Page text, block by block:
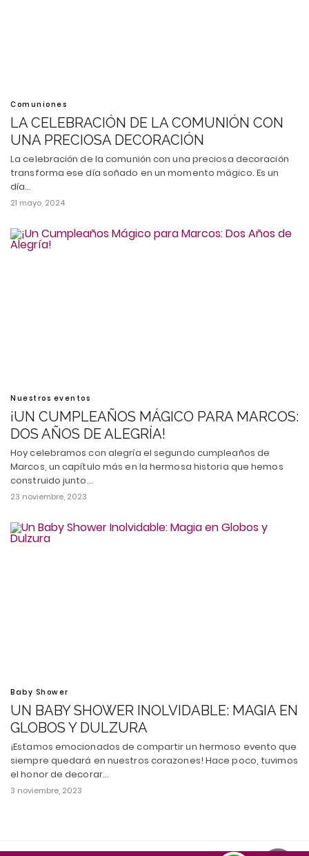
Comuniones
LA CELEBRACIÓN DE LA COMUNIÓN CON
UNA PRECIOSA DECORACIÓN
La celebración de la comunión con una preciosa decoración
transforma ese día soñado en un momento mágico. Es un
día…
21 mayo, 2024
Nuestros eventos
¡UN CUMPLEAÑOS MÁGICO PARA MARCOS:
DOS AÑOS DE ALEGRÍA!
Hoy celebramos con alegría el segundo cumpleaños de
Marcos, un capítulo más en la hermosa historia que hemos
construido junto…
23 noviembre, 2023
Baby Shower
UN BABY SHOWER INOLVIDABLE: MAGIA EN
GLOBOS Y DULZURA
¡Estamos emocionados de compartir un hermoso evento que
siempre quedará en nuestros corazones! Hace poco, tuvimos
el honor de decorar…
3 noviembre, 2023